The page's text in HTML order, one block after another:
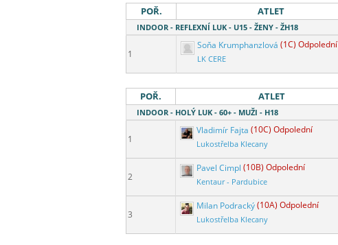
POŘ. ATLET
INDOOR - REFLEXNÍ LUK - U15 - ŽENY - ŽH18
1
Soňa Krumphanzlová (1C) Odpolední
LK CERE
POŘ. ATLET
INDOOR - HOLÝ LUK - 60+ - MUŽI - H18
1
Vladimír Fajta (10C) Odpolední
Lukostřelba Klecany
2
Pavel Cimpl (10B) Odpolední
Kentaur - Pardubice
3
Milan Podracký(10A) Odpolední
Lukostřelba Klecany